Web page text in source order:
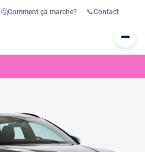
🤔Comment ça marche? 📞Contact